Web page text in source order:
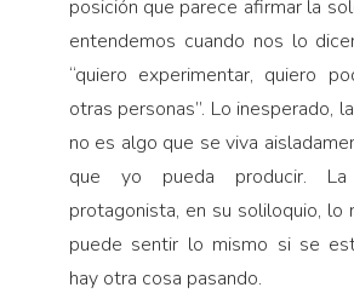
posición que parece afirmar la
entendemos cuando nos lo
“quiero experimentar, quiero
otras personas”. Lo inesperado,
no es algo que se viva
que yo pueda producir.
protagonista, en su soliloquio, lo
puede sentir lo mismo si se
hay otra cosa pasando.